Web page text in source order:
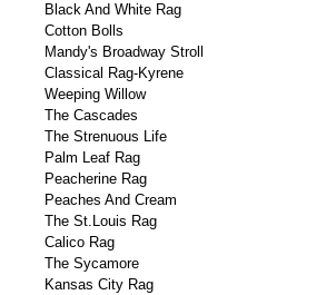
Black And White Rag
Cotton Bolls
Mandy's Broadway Stroll
Classical Rag-Kyrene
Weeping Willow
The Cascades
The Strenuous Life
Palm Leaf Rag
Peacherine Rag
Peaches And Cream
The St.Louis Rag
Calico Rag
The Sycamore
Kansas City Rag